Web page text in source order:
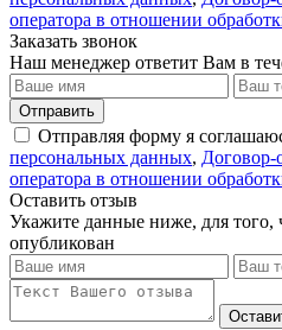
оператора в отношении
Заказать звонок
Наш менеджер ответит Вам в
Отправить
Отправляя форму я
персональных данных, Договор-
оператора в отношении
Оставить отзыв
Укажите данные ниже, для того,
опубликован